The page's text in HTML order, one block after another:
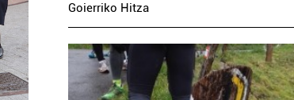
Goierriko Hitza